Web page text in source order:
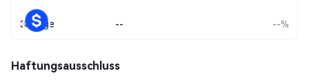
30 Tage -- --%
Haftungsausschluss